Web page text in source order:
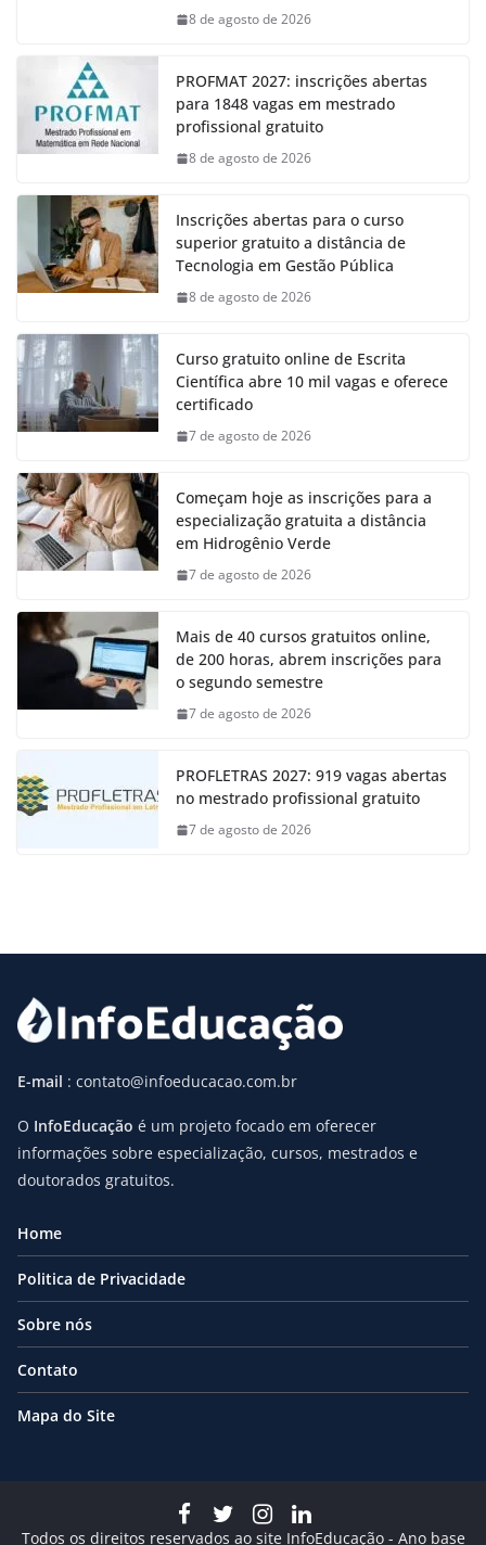
8 de agosto de 2026
PROFMAT 2027: inscrições abertas
para 1848 vagas em mestrado
profissional gratuito
8 de agosto de 2026
Inscrições abertas para o curso
superior gratuito a distância de
Tecnologia em Gestão Pública
8 de agosto de 2026
Curso gratuito online de Escrita
Científica abre 10 mil vagas e oferece
certificado
7 de agosto de 2026
Começam hoje as inscrições para a
especialização gratuita a distância
em Hidrogênio Verde
7 de agosto de 2026
Mais de 40 cursos gratuitos online,
de 200 horas, abrem inscrições para
o segundo semestre
7 de agosto de 2026
PROFLETRAS 2027: 919 vagas abertas
no mestrado profissional gratuito
7 de agosto de 2026
E-mail : contato@infoeducacao.com.br
O InfoEducação é um projeto focado em oferecer
informações sobre especialização, cursos, mestrados e
doutorados gratuitos.
Home
Politica de Privacidade
Sobre nós
Contato
Mapa do Site
Todos os direitos reservados ao site InfoEducação - Ano base